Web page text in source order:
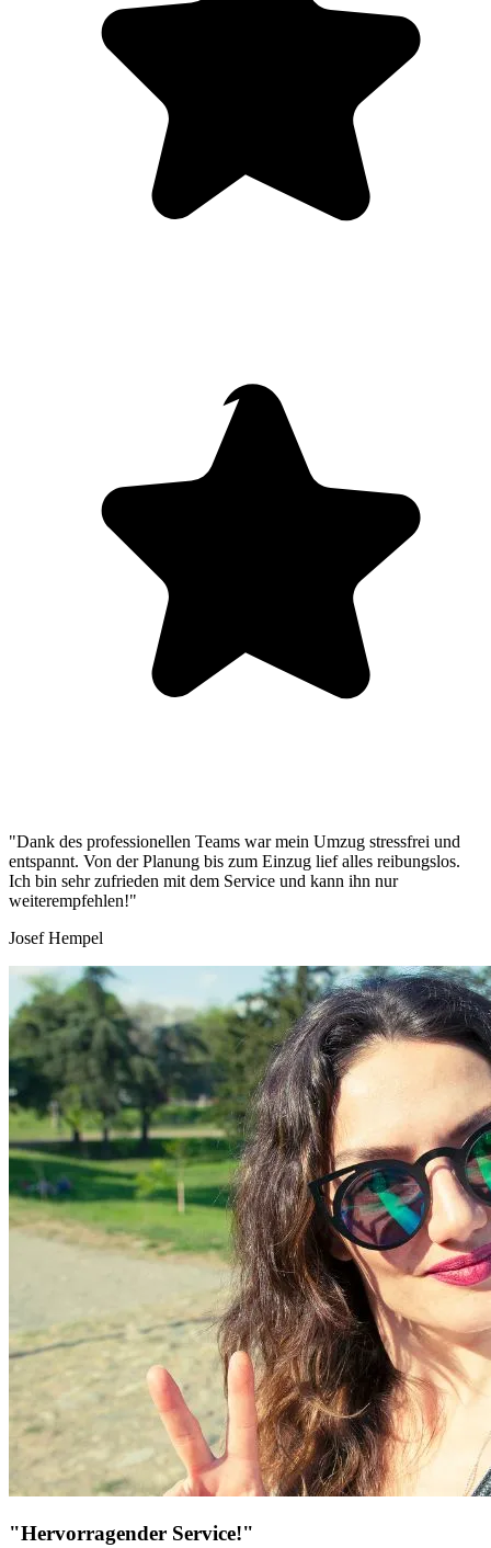
"Dank des professionellen Teams war mein Umzug stressfrei und
entspannt. Von der Planung bis zum Einzug lief alles reibungslos.
Ich bin sehr zufrieden mit dem Service und kann ihn nur
weiterempfehlen!"
Josef Hempel
"Hervorragender Service!"